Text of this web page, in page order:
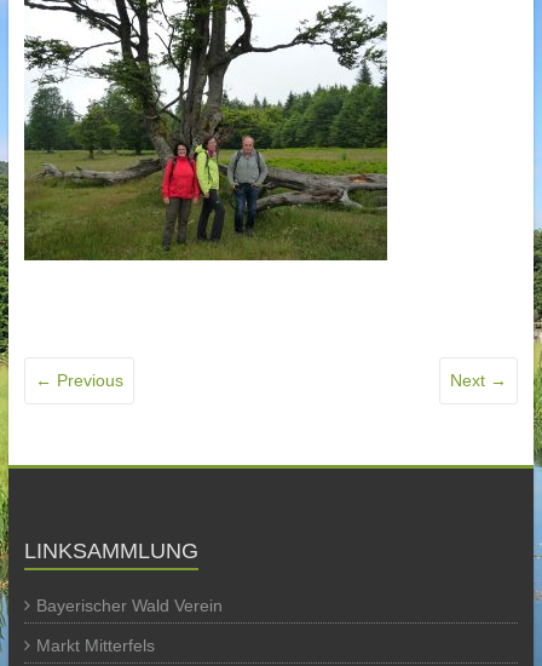
← Previous Next →
LINKSAMMLUNG
Bayerischer Wald Verein
Markt Mitterfels